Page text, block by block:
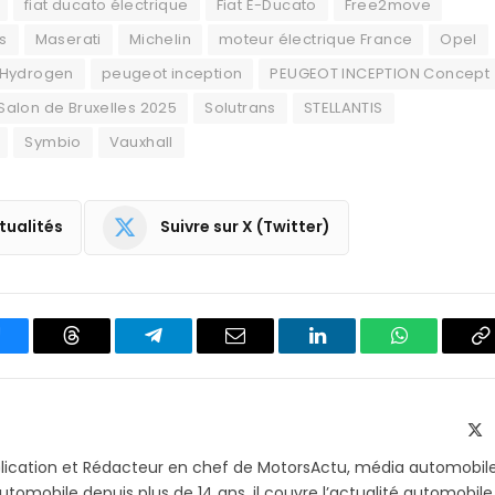
fiat ducato électrique Fiat E-Ducato
Free2move
Maserati Michelin moteur électrique France
Opel
Hydrogen peugeot inception
PEUGEOT INCEPTION Concept
de Bruxelles 2025 Solutrans
STELLANTIS
Symbio Vauxhall
Suivre sur X (Twitter)
Threads
Partager
Email LinkedIn WhatsApp
et Rédacteur en chef de MotorsActu, média